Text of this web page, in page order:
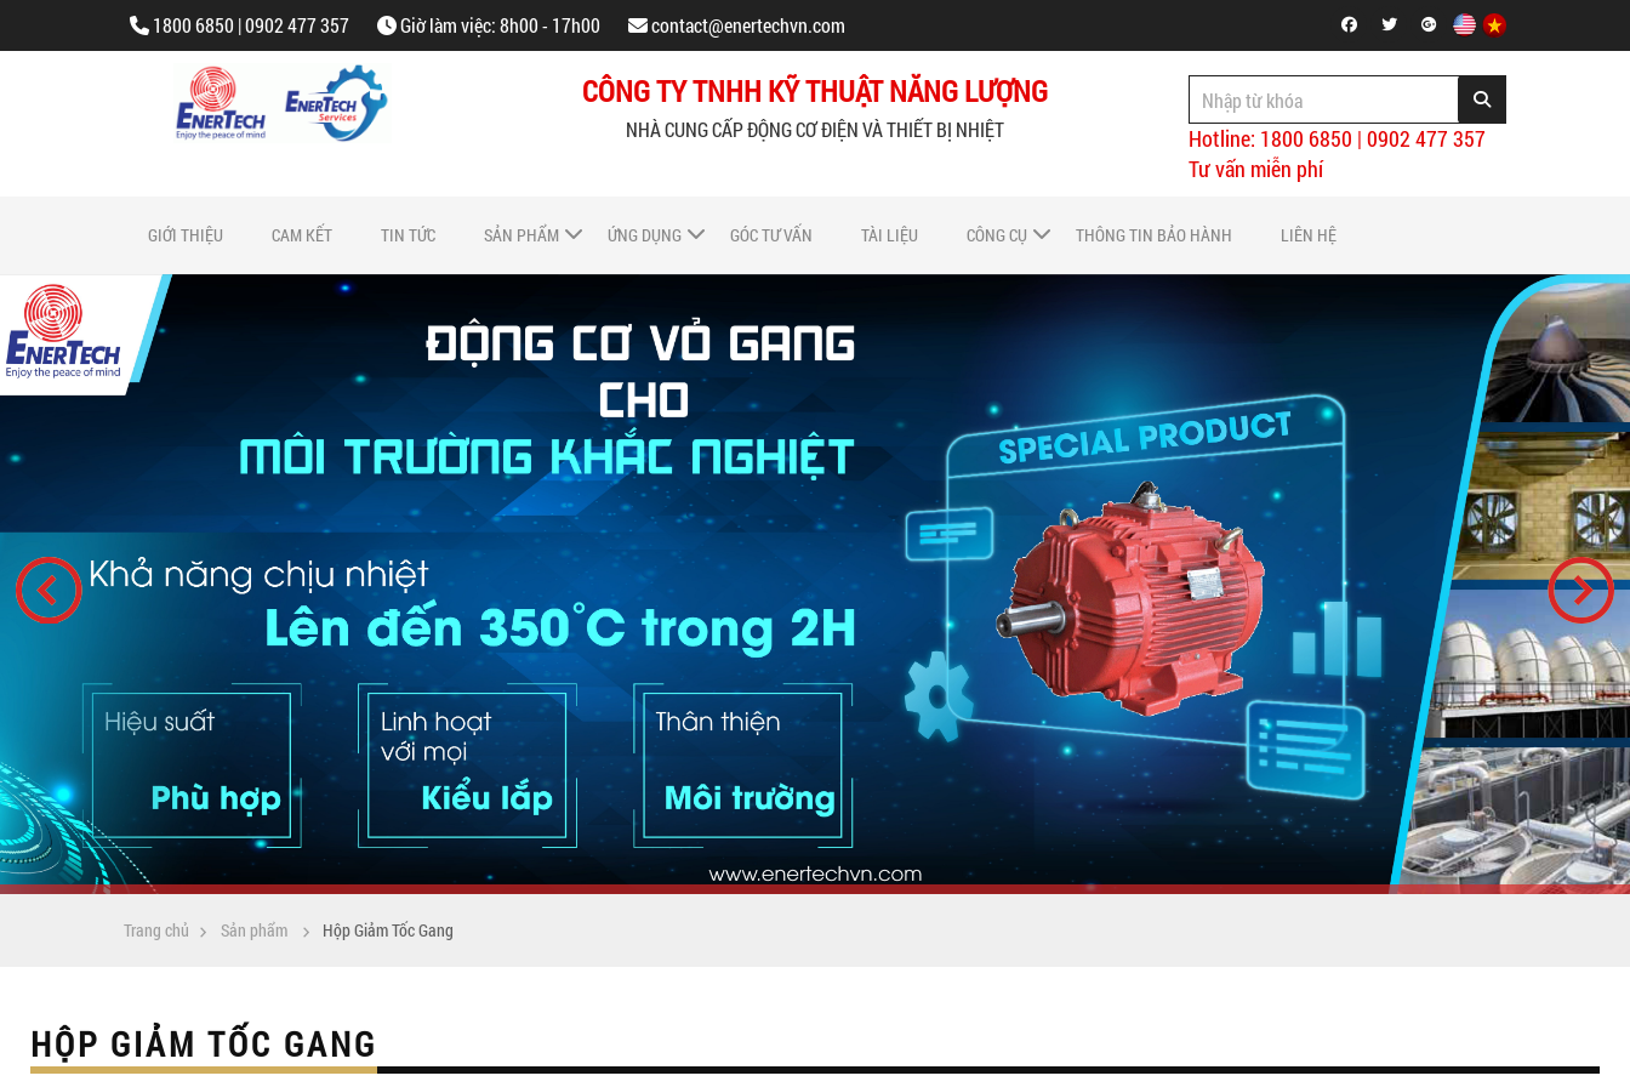
1800 6850 | 0902 477 357 Giờ làm việc: 8h00 - 17h00 contact@enertechvn.com
CÔNG TY TNHH KỸ THUẬT NĂNG LƯỢNG
NHÀ CUNG CẤP ĐỘNG CƠ ĐIỆN VÀ THIẾT BỊ NHIỆT
Hotline: 1800 6850 | 0902 477 357
Tư vấn miễn phí
GIỚI THIỆU CAM KẾT TIN TỨC SẢN PHẨM ỨNG DỤNG GÓC TƯ VẤN TÀI LIỆU CÔNG CỤ THÔNG TIN BẢO HÀNH LIÊN HỆ
Trang chủ Sản phẩm Hộp Giảm Tốc Gang
HỘP GIẢM TỐC GANG